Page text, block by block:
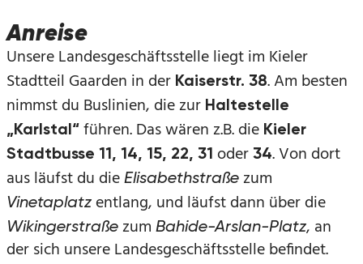
Anreise
Unsere Landesgeschäftsstelle liegt im Kieler
Stadtteil Gaarden in der Kaiserstr. 38. Am besten
nimmst du Buslinien, die zur Haltestelle
„Karlstal“ führen. Das wären z.B. die Kieler
Stadtbusse 11, 14, 15, 22, 31 oder 34. Von dort
aus läufst du die Elisabethstraße zum
Vinetaplatz entlang, und läufst dann über die
Wikingerstraße zum Bahide-Arslan-Platz, an
der sich unsere Landesgeschäftsstelle befindet.